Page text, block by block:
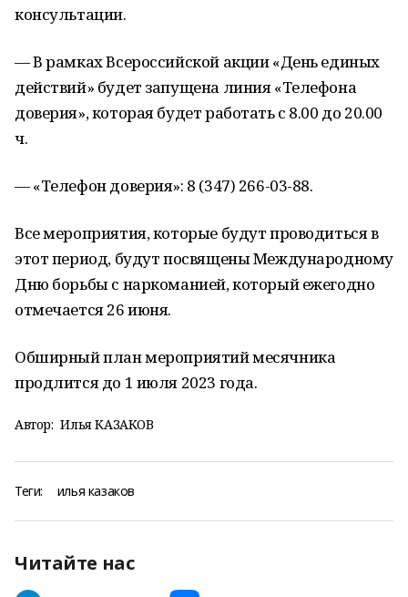
консультации.
В рамках Всероссийской акции «День единых
действий» будет запущена линия «Телефона
доверия», которая будет работать с 8.00 до 20.00
ч.
«Телефон доверия»: 8 (347) 266-03-88.
Все мероприятия, которые будут проводиться в
этот период, будут посвящены Международному
Дню борьбы с наркоманией, который ежегодно
отмечается 26 июня.
Обширный план мероприятий месячника
продлится до 1 июля 2023 года.
Автор: Илья КАЗАКОВ
Теги: илья казаков
Читайте нас